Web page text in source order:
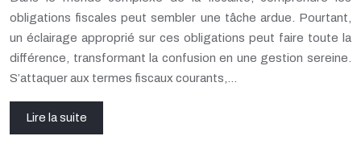
obligations fiscales peut sembler une tâche ardue. Pourtant,
un éclairage approprié sur ces obligations peut faire toute la
différence, transformant la confusion en une gestion sereine.
S’attaquer aux termes fiscaux courants,…
Lire la suite